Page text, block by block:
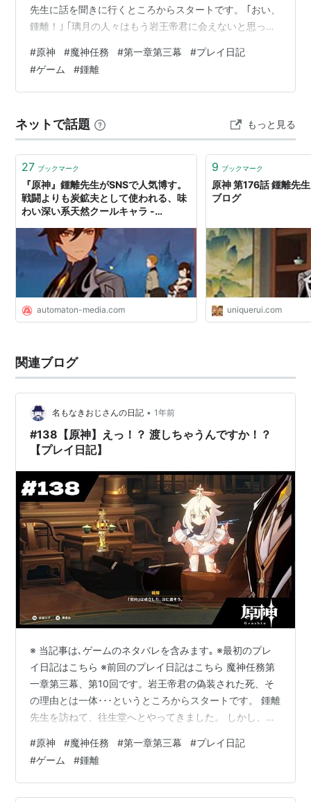
先生に話を聞きに行くところからスタートです。 ｢おい、
鍾離！｣ ｢璃月の人々はもう岩王帝君に会えないと思って
で当事者のおまえが『気楽』に構えてるんだ！｣ ｢ハハハ
ッ･･･3700続いた重荷を下ろしたんだ、気楽になるのも
無理ないだろ？｣ やっぱりプレッシャーとかあったんか
いもんだよ。 ｢そうだ、お前たちはいつ空いている？
『新…
#原神 #魔神任務 #第一章第三幕 #プレイ日記
#ゲーム #鍾離
ネットで話題 もっと見る
27 ブックマーク
『原神』鍾離先生がSNSで人気博す。
戦闘よりも炭鉱夫として使われる、味
わい深い系天然クールキャラ -
automaton-media.com
9 ブックマーク
原神 第176話 鍾離先
ブログ
uniquerui.com
関連ブログ
名もなきおじさんの日記 • 1年前
#138【原神】えっ！？ 渡しちゃうんですか！？
【プレイ日記】
※ 当記事は､ゲームのネタバレを含みます｡ ※最初のプレ
イ日記はこちら ※前回のプレイ日記はこちら 魔神任務第
一章第三幕、第10回です。岩王帝君の偽装された死、そ
の理由とは一体･･･というところからスタートです。 鍾離
先生を訪ねて、往生堂へとやってきました。 しかし、鍾
を狙っているヤツの本拠地にわざわざ出向くとか、正気
か？ 非常に心配なので、おじさん達も様子を見に行って
みます。 北国銀行に行くと、そこには鍾離先生とタルタ
#原神 #魔神任務 #第一章第三幕 #プレイ日記
#ゲーム #鍾離